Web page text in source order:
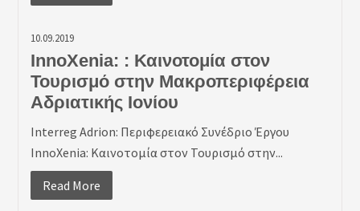
10.09.2019
InnoXenia: : Καινοτομία στον
Τουρισμό στην Μακροπεριφέρεια
Αδριατικής Ιονίου
Interreg Adrion: Περιφερειακό Συνέδριο Έργου
InnoXenia: Καινοτομία στον Τουρισμό στην...
Read More